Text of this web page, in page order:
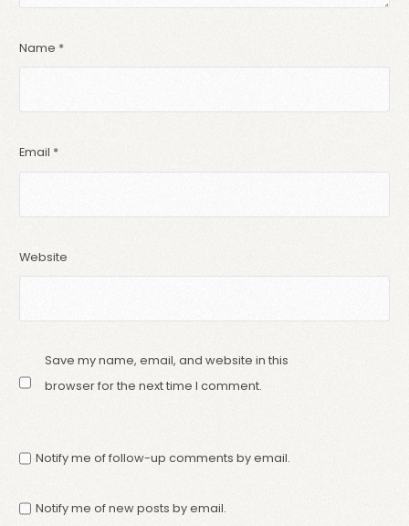
Name *
Email *
Website
Save my name, email, and website in this
browser for the next time I comment.
Notify me of follow-up comments by email.
Notify me of new posts by email.